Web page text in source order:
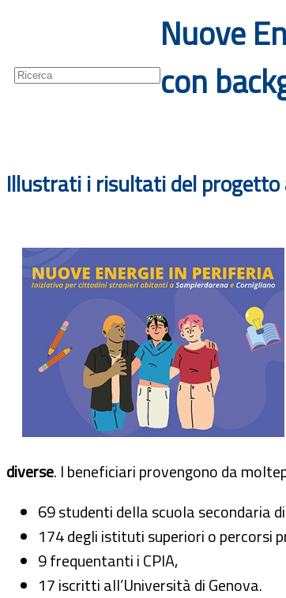
Nuove
con
Illustrati i risultati del progetto
diverse. I beneficiari provengono da
69 studenti della scuola secondaria
174 degli istituti superiori o percorsi
9 frequentanti i CPIA,
17 iscritti all’Università di Genova.